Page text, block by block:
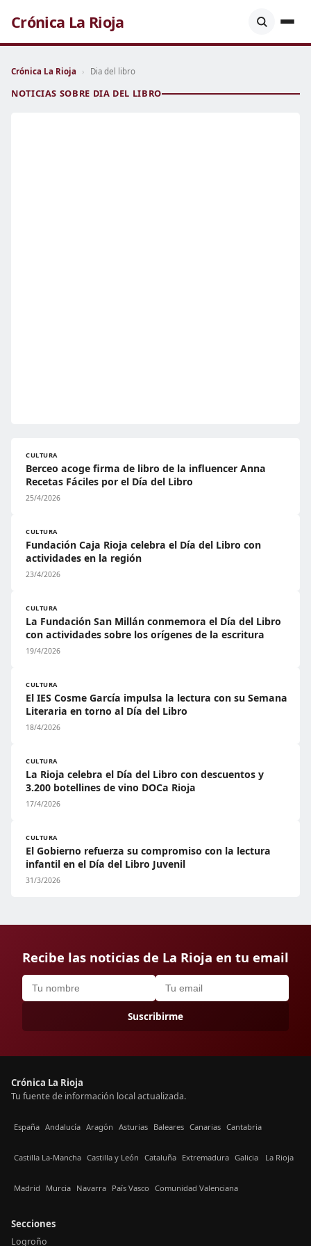
Crónica La Rioja
Crónica La Rioja › Dia del libro
NOTICIAS SOBRE DIA DEL LIBRO
CULTURA
Berceo acoge firma de libro de la influencer Anna
Recetas Fáciles por el Día del Libro
25/4/2026
CULTURA
Fundación Caja Rioja celebra el Día del Libro con
actividades en la región
23/4/2026
CULTURA
La Fundación San Millán conmemora el Día del Libro
con actividades sobre los orígenes de la escritura
19/4/2026
CULTURA
El IES Cosme García impulsa la lectura con su Semana
Literaria en torno al Día del Libro
18/4/2026
CULTURA
La Rioja celebra el Día del Libro con descuentos y
3.200 botellines de vino DOCa Rioja
17/4/2026
CULTURA
El Gobierno refuerza su compromiso con la lectura
infantil en el Día del Libro Juvenil
31/3/2026
Recibe las noticias de La Rioja en tu email
Suscribirme
Crónica La Rioja
Tu fuente de información local actualizada.
España Andalucía Aragón Asturias Baleares Canarias Cantabria
Castilla La-Mancha Castilla y León Cataluña Extremadura Galicia La Rioja
Madrid Murcia Navarra País Vasco Comunidad Valenciana
Secciones
Logroño